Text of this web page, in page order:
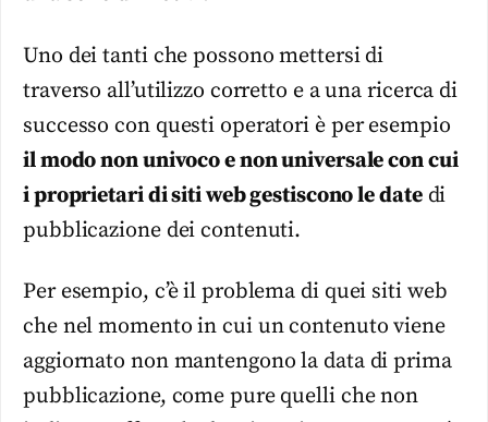
Uno dei tanti che possono mettersi di
traverso all’utilizzo corretto e a una ricerca di
successo con questi operatori è per esempio
il modo non univoco e non universale con cui
i proprietari di siti web gestiscono le datedi
pubblicazione dei contenuti.
Per esempio, c’è il problema di quei siti web
che nel momento in cui un contenuto viene
aggiornato non mantengono la data di prima
pubblicazione, come pure quelli che non